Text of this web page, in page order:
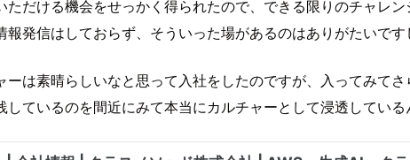
だける機会をせっかく得られたので、できる限りのチャレン
発信はしておらず、そういった場があるのはありがたいで
は素晴らしいなと思って入社をしたのですが、入ってみてさ
ているのを間近にみて本当にカルチャーとして浸透している